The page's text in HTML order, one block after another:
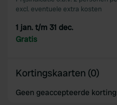
excl. eventuele extra kosten
1 jan. t/m 31 dec.
Gratis
Kortingskaarten (0)
Geen geaccepteerde